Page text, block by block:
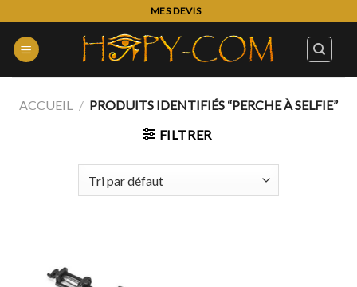
content
MES DEVIS
ACCUEIL / PRODUITS IDENTIFIÉS “PERCHE À SELFIE”
FILTRER